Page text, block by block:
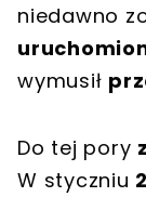
niedawno
wymusił
Do tej pory
W styczniu